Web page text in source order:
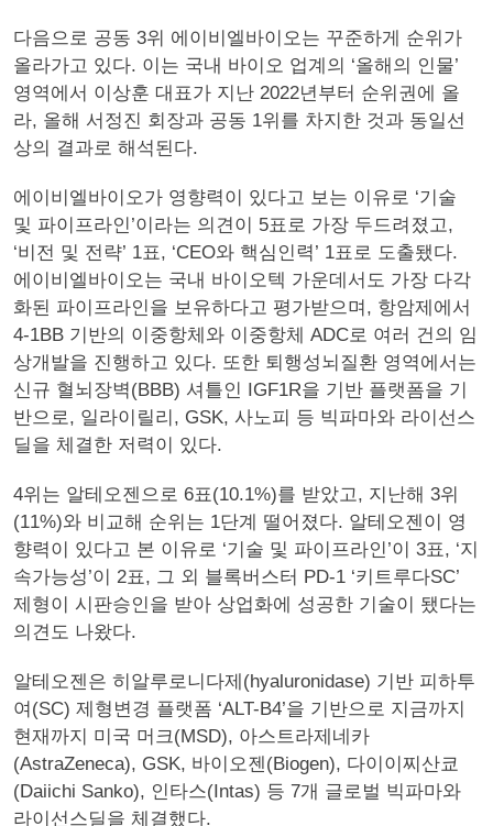
다음으로 공동 3위 에이비엘바이오는 꾸준하게 순위가
올라가고 있다. 이는 국내 바이오 업계의 ‘올해의 인물’
영역에서 이상훈 대표가 지난 2022년부터 순위권에 올
라, 올해 서정진 회장과 공동 1위를 차지한 것과 동일선
상의 결과로 해석된다.
에이비엘바이오가 영향력이 있다고 보는 이유로 ‘기술
및 파이프라인’이라는 의견이 5표로 가장 두드려졌고,
‘비전 및 전략’ 1표, ‘CEO와 핵심인력’ 1표로 도출됐다.
에이비엘바이오는 국내 바이오텍 가운데서도 가장 다각
화된 파이프라인을 보유하다고 평가받으며, 항암제에서
4-1BB 기반의 이중항체와 이중항체 ADC로 여러 건의 임
상개발을 진행하고 있다. 또한 퇴행성뇌질환 영역에서는
신규 혈뇌장벽(BBB) 셔틀인 IGF1R을 기반 플랫폼을 기
반으로, 일라이릴리, GSK, 사노피 등 빅파마와 라이선스
딜을 체결한 저력이 있다.
4위는 알테오젠으로 6표(10.1%)를 받았고, 지난해 3위
(11%)와 비교해 순위는 1단계 떨어졌다. 알테오젠이 영
향력이 있다고 본 이유로 ‘기술 및 파이프라인’이 3표, ‘지
속가능성’이 2표, 그 외 블록버스터 PD-1 ‘키트루다SC’
제형이 시판승인을 받아 상업화에 성공한 기술이 됐다는
의견도 나왔다.
알테오젠은 히알루로니다제(hyaluronidase) 기반 피하투
여(SC) 제형변경 플랫폼 ‘ALT-B4’을 기반으로 지금까지
현재까지 미국 머크(MSD), 아스트라제네카
(AstraZeneca), GSK, 바이오젠(Biogen), 다이이찌산쿄
(Daiichi Sanko), 인타스(Intas) 등 7개 글로벌 빅파마와
라이선스딜을 체결했다.